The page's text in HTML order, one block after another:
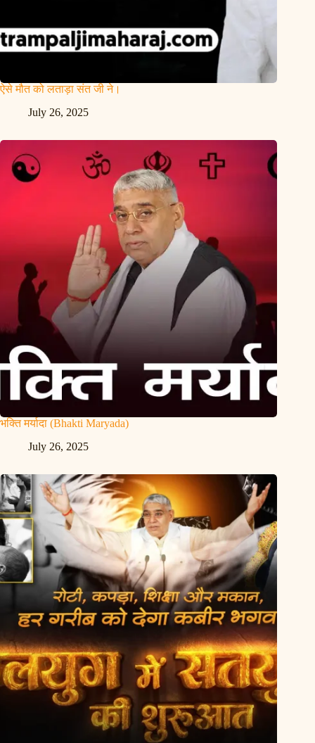
ऐसे मौत को लताड़ा संत जी ने।
July 26, 2025
भक्ति मर्यादा (Bhakti Maryada)
July 26, 2025